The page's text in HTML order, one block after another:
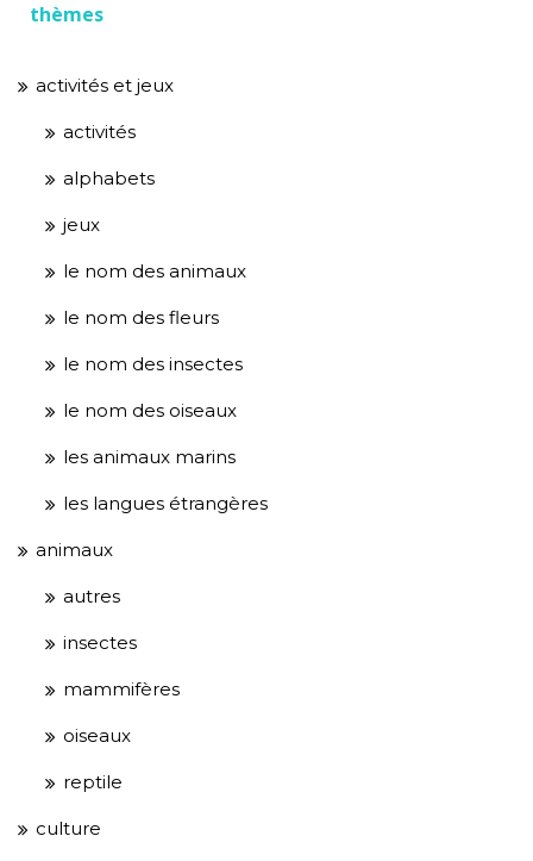
thèmes
activités et jeux
activités
alphabets
jeux
le nom des animaux
le nom des fleurs
le nom des insectes
le nom des oiseaux
les animaux marins
les langues étrangères
animaux
autres
insectes
mammifères
oiseaux
reptile
culture